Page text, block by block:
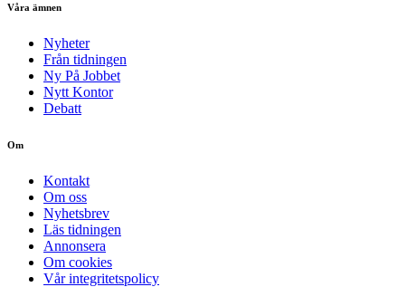
Våra ämnen
Nyheter
Från tidningen
Ny På Jobbet
Nytt Kontor
Debatt
Om
Kontakt
Om oss
Nyhetsbrev
Läs tidningen
Annonsera
Om cookies
Vår integritetspolicy